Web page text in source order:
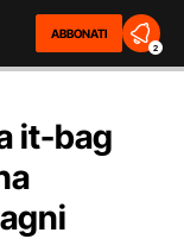
ABBONATI
2
it-bag